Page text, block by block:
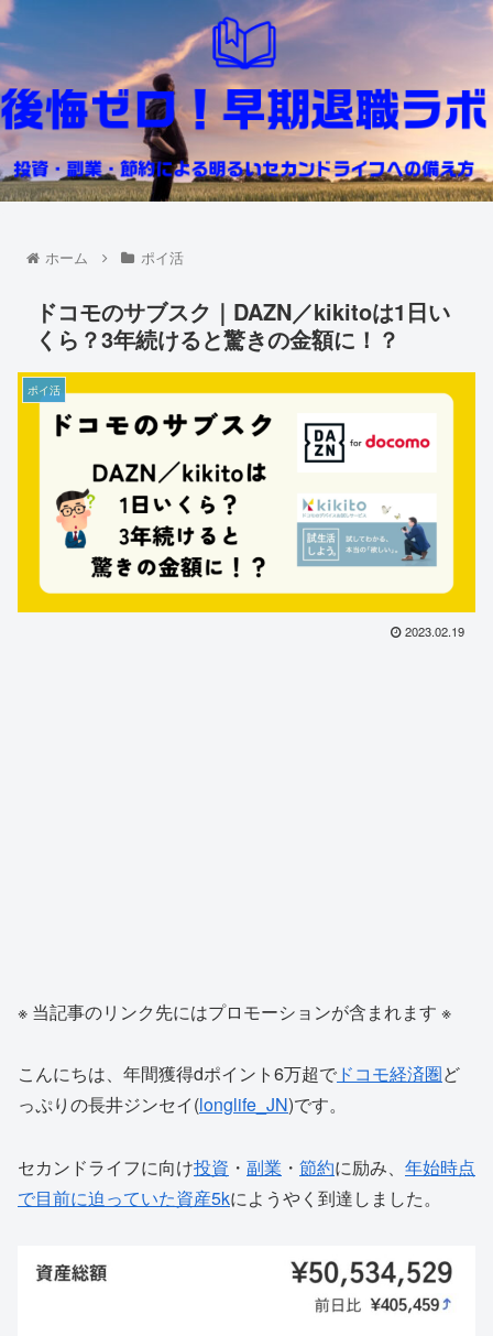
ホーム ポイ活
ドコモのサブスク｜DAZN／kikitoは1日い
くら？3年続けると驚きの金額に！？
ポイ活
2023.02.19
※ 当記事のリンク先にはプロモーションが含まれます ※
こんにちは、年間獲得dポイント6万超で ドコモ経済圏ど
っぷりの長井ジンセイ(longlife_JN)です。
セカンドライフに向け投資 ・ 副業 ・ 節約に励み、 年始時点
で目前に迫っていた資産5kにようやく到達しました。